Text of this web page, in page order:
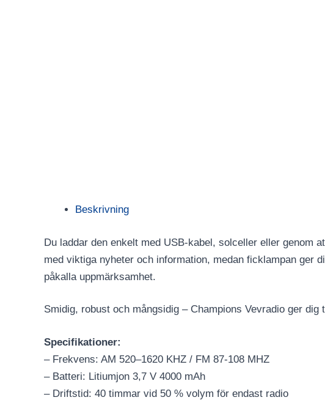
Beskrivning
Du laddar den enkelt med USB-kabel, solceller eller genom
med viktiga nyheter och information, medan ficklampan ger
påkalla uppmärksamhet.
Smidig, robust och mångsidig – Champions Vevradio ger
Specifikationer:
– Frekvens: AM 520–1620 KHZ / FM 87-108 MHZ
– Batteri: Litiumjon 3,7 V 4000 mAh
– Driftstid: 40 timmar vid 50 % volym för endast radio